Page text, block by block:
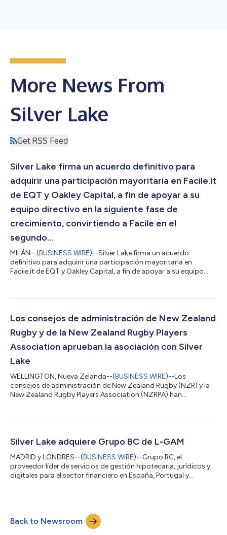
More News From
Silver Lake
Get RSS Feed
Silver Lake firma un acuerdo definitivo para
adquirir una participación mayoritaria en Facile.it
de EQT y Oakley Capital, a fin de apoyar a su
equipo directivo en la siguiente fase de
crecimiento, convirtiendo a Facile en el
segundo...
MILÁN--(BUSINESS WIRE)--Silver Lake firma un acuerdo
definitivo para adquirir una participación mayoritaria en
Facile.it de EQT y Oakley Capital, a fin de apoyar a su equipo
inversor tecnológico del mundo, ha anunciado que ha llegado a
mayoritaria en Facile.it ("Facile"), el principal servicio de
comparación de pre...
Los consejos de administración de New Zealand
Rugby y de la New Zealand Rugby Players
Association aprueban la asociación con Silver
Lake
WELLINGTON, Nueva Zelanda--(BUSINESS WIRE)--Los
consejos de administración de New Zealand Rugby (NZR) y la
New Zealand Rugby Players Association (NZRPA) han
invertir en este deporte a todos los niveles y apoyar tanto el
nuevas oportunidades globales impulsadas por las tecnologías
digitales. Este acuerdo marca el inicio de una...
Silver Lake adquiere Grupo BC de L-GAM
MADRID y LONDRES--(BUSINESS WIRE)--Grupo BC, el
proveedor líder de servicios de gestión hipotecaria, jurídicos y
digitales para el sector financiero en España, Portugal y
adquirirá el 100 % de la compañía a los accionistas
mayoritarios del fondo internacional L-GAM con el fin de
impulsar la siguiente fase de crecimiento...
Back to Newsroom